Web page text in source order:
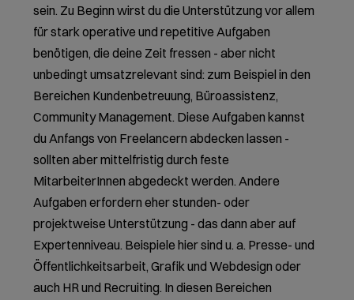
sein. Zu Beginn wirst du die Unterstützung vor allem
für stark operative und repetitive Aufgaben
benötigen, die deine Zeit fressen - aber nicht
unbedingt umsatzrelevant sind: zum Beispiel in den
Bereichen Kundenbetreuung, Büroassistenz,
Community Management. Diese Aufgaben kannst
du Anfangs von Freelancern abdecken lassen -
sollten aber mittelfristig durch feste
MitarbeiterInnen abgedeckt werden. Andere
Aufgaben erfordern eher stunden- oder
projektweise Unterstützung - das dann aber auf
Expertenniveau. Beispiele hier sind u. a. Presse- und
Öffentlichkeitsarbeit, Grafik und Webdesign oder
auch HR und Recruiting. In diesen Bereichen